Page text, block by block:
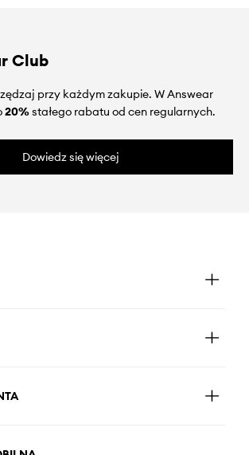
Club
przy każdym zakupie. W Answear
20%stałego rabatu od cen regularnych.
Dowiedz się więcej